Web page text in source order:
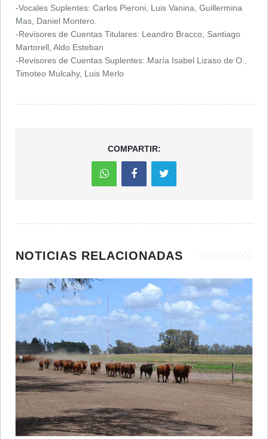
-Vocales Suplentes: Carlos Pieroni, Luis Vanina, Guillermina
Mas, Daniel Montero.
-Revisores de Cuentas Titulares: Leandro Bracco, Santiago
Martorell, Aldo Esteban
-Revisores de Cuentas Suplentes: María Isabel Lizaso de O.,
Timoteo Mulcahy, Luis Merlo
COMPARTIR:
NOTICIAS RELACIONADAS